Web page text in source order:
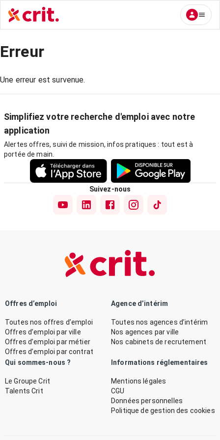
Erreur
Une erreur est survenue.
Simplifiez votre recherche d'emploi avec notre
application
Alertes offres, suivi de mission, infos pratiques : tout est à
portée de main.
Suivez-nous
Offres d’emploi
Toutes nos offres d’emploi
Offres d’emploi par ville
Offres d’emploi par métier
Offres d’emploi par contrat
Agence d’intérim
Toutes nos agences d’intérim
Nos agences par ville
Nos cabinets de recrutement
Qui sommes-nous ?
Le Groupe Crit
Talents Crit
Informations réglementaires
Mentions légales
CGU
Données personnelles
Politique de gestion des cookies